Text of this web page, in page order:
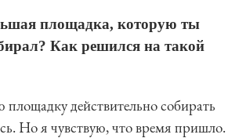
площадка, которую ты
Как решился на такой
действительно собирать
Но я чувствую, что время пришло.